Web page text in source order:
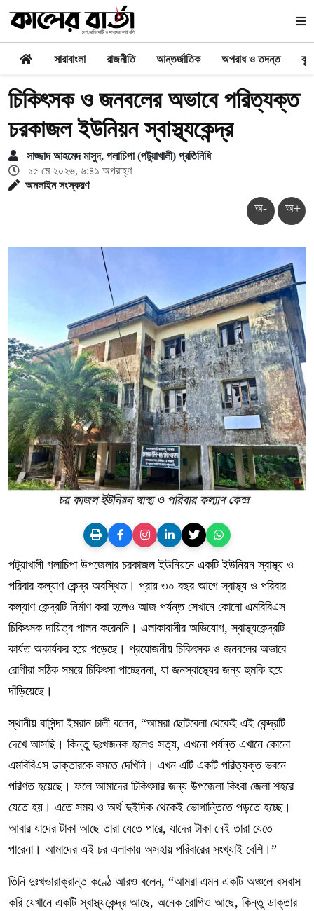
সারাবাংলা রাজনীতি আন্তর্জাতিক অপরাধ ও তদন্ত
চিকিৎসক ও জনবলের অভাবে পরিত্যক্ত
চরকাজল ইউনিয়ন স্বাস্থ্যকেন্দ্র
সাজ্জাদ আহমেদ মাসুদ, গলাচিপা (পটুয়াখালী) প্রতিনিধি
১৫ মে ২০২৬, ৬:৪১ অপরাহ্ণ
অনলাইন সংস্করণ
অ- অ+
পটুয়াখালী গলাচিপা উপজেলার চরকাজল ইউনিয়নে একটি ইউনিয়ন স্বাস্থ্য ও
পরিবার কল্যাণ কেন্দ্র অবস্থিত। প্রায় ৩০ বছর আগে স্বাস্থ্য ও পরিবার
কল্যাণ কেন্দ্রটি নির্মাণ করা হলেও আজ পর্যন্ত সেখানে কোনো এমবিবিএস
চিকিৎসক দায়িত্ব পালন করেননি। এলাকাবাসীর অভিযোগ, স্বাস্থ্যকেন্দ্রটি
কার্যত অকার্যকর হয়ে পড়েছে। প্রয়োজনীয় চিকিৎসক ও জনবলের অভাবে
রোগীরা সঠিক সময়ে চিকিৎসা পাচ্ছেননা, যা জনস্বাস্থ্যের জন্য হুমকি হয়ে
দাঁড়িয়েছে।
স্থানীয় বাসিন্দা ইমরান ঢালী বলেন, “আমরা ছোটবেলা থেকেই এই কেন্দ্রটি
দেখে আসছি। কিন্তু দুঃখজনক হলেও সত্য, এখনো পর্যন্ত এখানে কোনো
এমবিবিএস ডাক্তারকে বসতে দেখিনি। এখন এটি একটি পরিত্যক্ত ভবনে
পরিণত হয়েছে। ফলে আমাদের চিকিৎসার জন্য উপজেলা কিংবা জেলা শহরে
যেতে হয়। এতে সময় ও অর্থ দুইদিক থেকেই ভোগান্তিতে পড়তে হচ্ছে।
আবার যাদের টাকা আছে তারা যেতে পারে, যাদের টাকা নেই তারা যেতে
পারেনা। আমাদের এই চর এলাকায় অসহায় পরিবারের সংখ্যাই বেশি।”
তিনি দুঃখভারাক্রান্ত কণ্ঠে আরও বলেন, “আমরা এমন একটি অঞ্চলে বসবাস
করি যেখানে একটি স্বাস্থ্যকেন্দ্র আছে, অনেক রোগিও আছে, কিন্তু ডাক্তার